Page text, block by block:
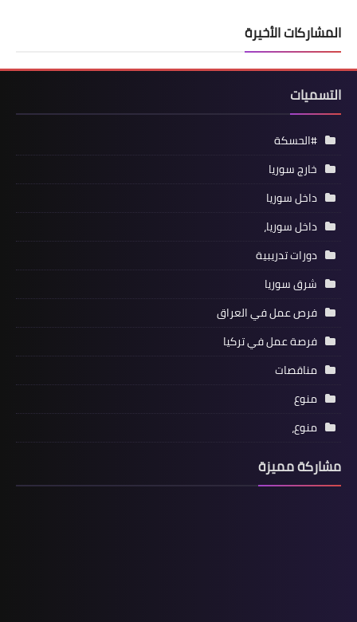
المشاركات الأخيرة
التسميات
#الحسكة
خارج سوريا
داخل سوريا
داخل سوريا،
دورات تدريبية
شرق سوريا
فرص عمل في العراق
فرصة عمل في تركيا
مناقصات
منوع
منوع،
مشاركة مميزة